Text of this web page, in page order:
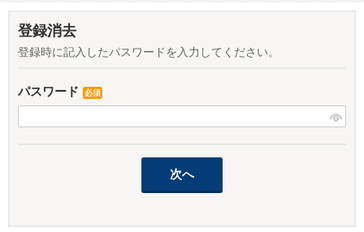
登録消去
登録時に記入したパスワードを入力してください。
パスワード 必須